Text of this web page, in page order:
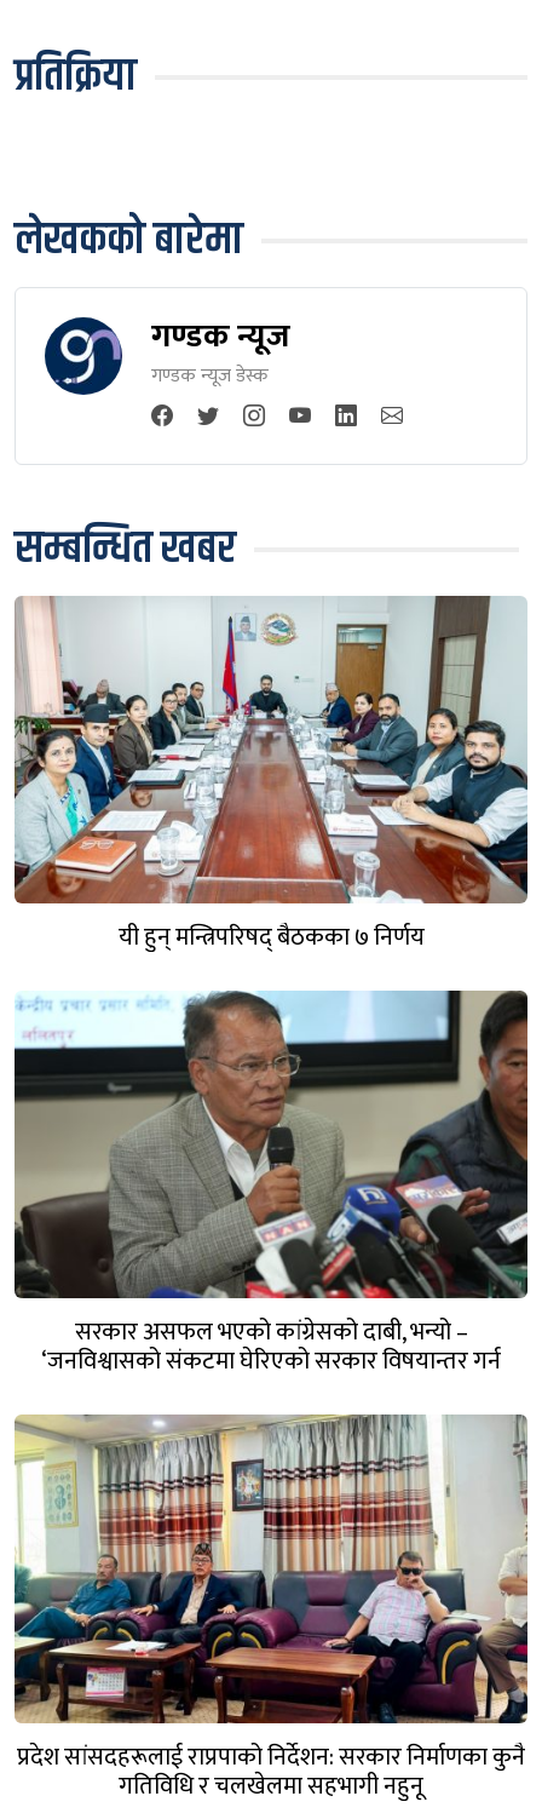
प्रतिक्रिया
लेखकको बारेमा
गण्डक न्यूज
गण्डक न्यूज डेस्क
सम्बन्धित खबर
यी हुन् मन्त्रिपरिषद् बैठकका ७ निर्णय
सरकार असफल भएको कांग्रेसको दाबी, भन्यो –
‘जनविश्वासको संकटमा घेरिएको सरकार विषयान्तर गर्न
प्रदेश सांसदहरूलाई राप्रपाको निर्देशन: सरकार निर्माणका कुनै
गतिविधि र चलखेलमा सहभागी नहुनू